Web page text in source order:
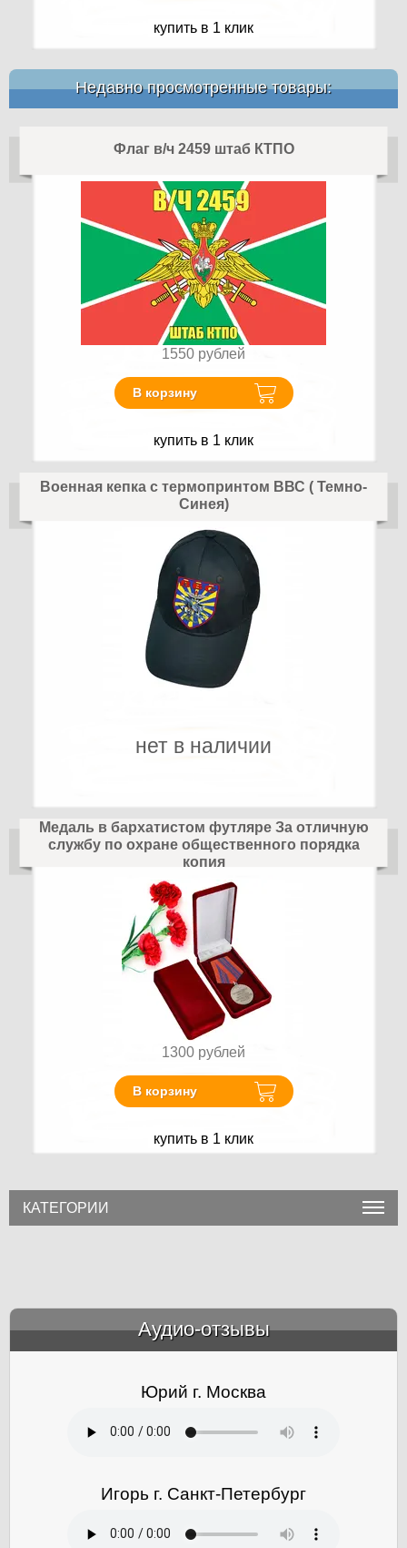
купить в 1 клик
Недавно просмотренные товары:
Флаг в/ч 2459 штаб КТПО
1550 рублей
В корзину
купить в 1 клик
Военная кепка с термопринтом ВВС ( Темно-
Синея)
нет в наличии
Медаль в бархатистом футляре За отличную
службу по охране общественного порядка
копия
1300 рублей
В корзину
купить в 1 клик
КАТЕГОРИИ
Аудио-отзывы
Юрий г. Москва
Игорь г. Санкт-Петербург